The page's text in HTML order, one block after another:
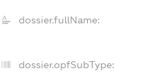
dossier.fullName:
dossier.opfSubType: